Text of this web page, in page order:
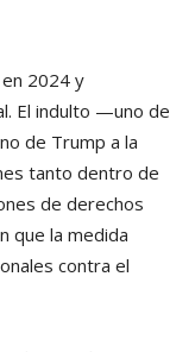
2024 y
El indulto —uno de
de Trump a la
tanto dentro de
de derechos
que la medida
contra el